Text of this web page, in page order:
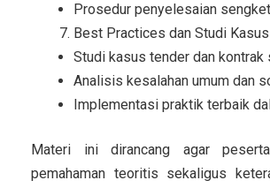
Prosedur penyelesaian
Best Practices dan Studi Kasus
Studi kasus tender dan kontrak
Analisis kesalahan umum dan
Implementasi praktik terbaik
Materi ini dirancang agar
pemahaman teoritis sekaligus